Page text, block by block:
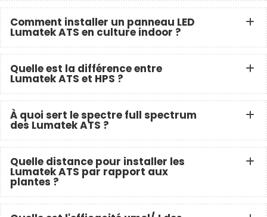
Comment installer un panneau LED
Lumatek ATS en culture indoor ?
Quelle est la différence entre
Lumatek ATS et HPS ?
À quoi sert le spectre full spectrum
des Lumatek ATS ?
Quelle distance pour installer les
Lumatek ATS par rapport aux
plantes ?